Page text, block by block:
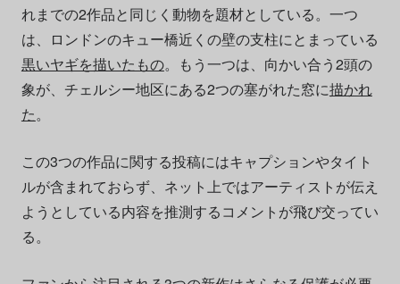
れまでの2作品と同じく動物を題材としている。一つ
は、ロンドンのキュー橋近くの壁の支柱にとまっている
黒いヤギを描いたもの。もう一つは、向かい合う2頭の
象が、チェルシー地区にある2つの塞がれた窓に描かれ
た。
この3つの作品に関する投稿にはキャプションやタイト
ルが含まれておらず、ネット上ではアーティストが伝え
ようとしている内容を推測するコメントが飛び交ってい
る。